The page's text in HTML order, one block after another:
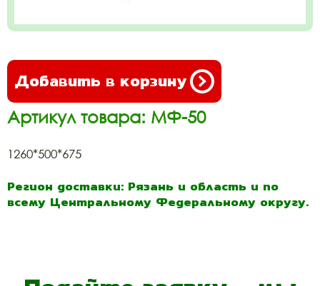
Добавить в корзину
Артикул товара: МФ-50
1260*500*675
Регион доставки: Рязань и область и по
всему Центральному Федеральному округу.